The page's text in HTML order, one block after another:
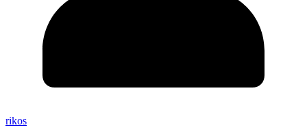
rikos